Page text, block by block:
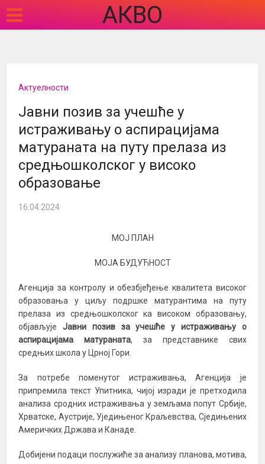
АКВО
Актуелности
Јавни позив за учешће у
истраживању о аспирацијама
матураната на путу прелаза из
средњошколског у високо
образовање
16.04.2024
МОЈ ПЛАН
МОЈА БУДУЋНОСТ
Агенција за контролу и обезбјеђење квалитета високог
образовања у циљу подршке матурантима на путу
прелаза из средњошколског ка високом образовању,
објављујеЈавни позив за учешће у истраживању о
аспирацијама матураната, за представнике свих
средњих школа у Црној Гори.
За потребе поменутог истраживања, Агенција је
припремила текст Упитника, чијој изради је претходила
анализа сродних истраживања у земљама попут Србије,
Хрватске, Аустрије, Уједињеног Краљевства, Сједињених
Америчких Држава и Канаде.
Добијени подаци послужиће за анализу планова, мотива,